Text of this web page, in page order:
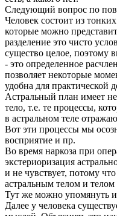
Следующий вопрос по
Человек состоит из
которые можно
разделение это чисто
существо целое, поэтому
- это определен­ное
позволяет не­которые
удобна для практической
Астральный план имеет
тело, т.е. те про­цессы,
в астральном теле
Вот эти процессы мы
восприятие и пр.
Во время наркоза при
экстериоризация
и не чувствует, потому
астральным телом и
Тут же можно упомянуть
Далее у человека